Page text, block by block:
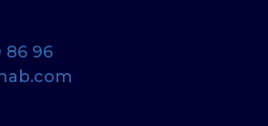
86 96